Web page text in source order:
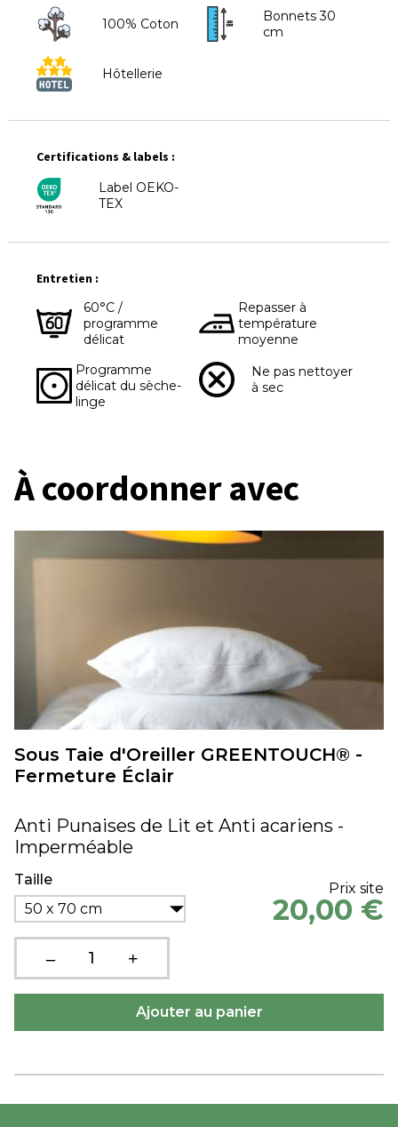
100% Coton
Bonnets 30
cm
Hôtellerie
Certifications & labels :
Label OEKO-
TEX
Entretien :
60°C /
programme
délicat
Repasser à
température
moyenne
Programme
délicat du sèche-
linge
Ne pas nettoyer
à sec
À coordonner avec
Sous Taie d'Oreiller GREENTOUCH® -
Fermeture Éclair
Anti Punaises de Lit et Anti acariens -
Imperméable
Taille
50 x 70 cm
Prix site
20,00 €